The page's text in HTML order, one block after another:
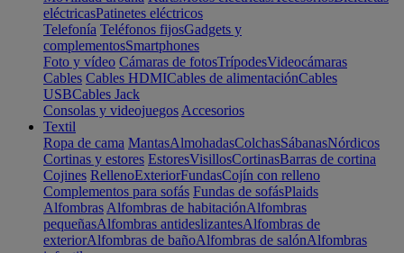
eléctricasPatinetes eléctricos
Telefonía Teléfonos fijosGadgets y
complementosSmartphones
Foto y vídeo Cámaras de fotosTrípodesVideocámaras
Cables Cables HDMICables de alimentaciónCables
USBCables Jack
Consolas y videojuegos Accesorios
Textil
Ropa de cama MantasAlmohadasColchasSábanasNórdicos
Cortinas y estores EstoresVisillosCortinasBarras de cortina
Cojines RellenoExteriorFundasCojín con relleno
Complementos para sofás Fundas de sofásPlaids
Alfombras Alfombras de habitaciónAlfombras
pequeñasAlfombras antideslizantesAlfombras de
exteriorAlfombras de bañoAlfombras de salónAlfombras